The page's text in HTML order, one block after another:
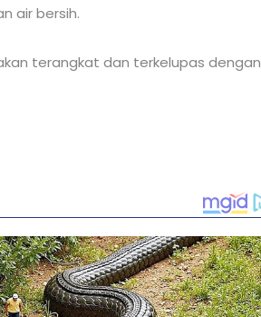
air bersih.
terangkat dan terkelupas dengan